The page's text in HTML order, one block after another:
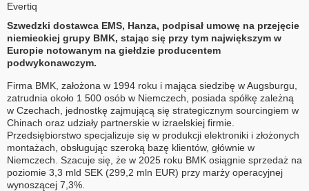
Evertiq
Szwedzki dostawca EMS, Hanza, podpisał umowę na przejęcie
niemieckiej grupy BMK, stając się przy tym największym w
Europie notowanym na giełdzie producentem
podwykonawczym.
Firma BMK, założona w 1994 roku i mająca siedzibę w Augsburgu,
zatrudnia około 1 500 osób w Niemczech, posiada spółkę zależną
w Czechach, jednostkę zajmującą się strategicznym sourcingiem w
Chinach oraz udziały partnerskie w izraelskiej firmie.
Przedsiębiorstwo specjalizuje się w produkcji elektroniki i złożonych
montażach, obsługując szeroką bazę klientów, głównie w
Niemczech. Szacuje się, że w 2025 roku BMK osiągnie sprzedaż na
poziomie 3,3 mld SEK (299,2 mln EUR) przy marży operacyjnej
wynoszącej 7,3%.